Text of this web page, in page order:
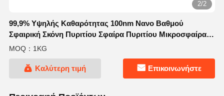
2/2
99,9% Υψηλής Καθαρότητας 100nm Νανο Βαθμού
Σφαιρική Σκόνη Πυριτίου Σφαίρα Πυριτίου Μικροσφαίρα
Σειρά NSS-D
MOQ：1KG
Καλύτερη τιμή Επικοινωνήστε